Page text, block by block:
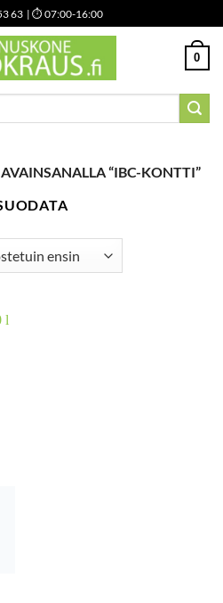
63 | ⏱ 07:00-16:00
0
“IBC-KONTTI”